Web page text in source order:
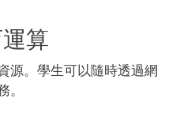
算
源。學生可以隨時透過網
。